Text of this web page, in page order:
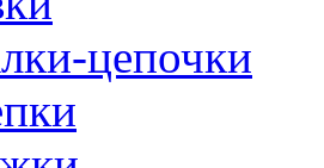
цепочки